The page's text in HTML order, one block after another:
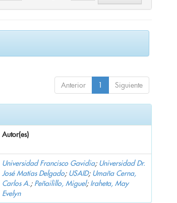
Anterior 1 Siguiente
Autor(es)
Universidad Francisco Gavidia; Universidad Dr.
José Matías Delgado; USAID; Umaña Cerna,
Carlos A.; Peñailillo, Miguel; Iraheta, May
Evelyn